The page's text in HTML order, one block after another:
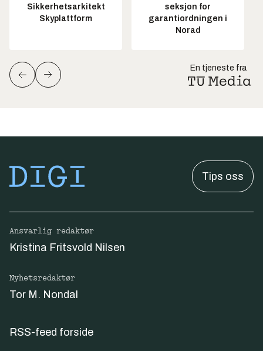
Sikkerhetsarkitekt
Skyplattform
seksjon for
garantiordningen i
Norad
En tjeneste fra
Tips oss
Ansvarlig redaktør
Kristina Fritsvold Nilsen
Nyhetsredaktør
Tor M. Nondal
RSS-feed forside